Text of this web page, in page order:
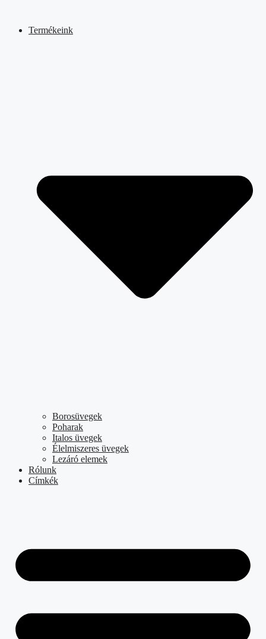
tartalombaTermékeink
Borosüvegek
Poharak
Italos üvegek
Élelmiszeres üvegek
Lezáró elemek
Rólunk
Címkék